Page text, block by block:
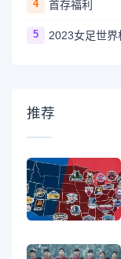
4 首存福利
5
推荐